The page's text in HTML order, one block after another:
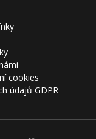
cookies
údajů GDPR